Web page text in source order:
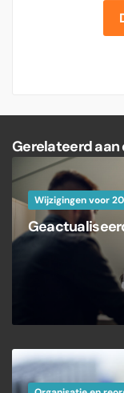
Gerelateerd
Wijzigingen voor